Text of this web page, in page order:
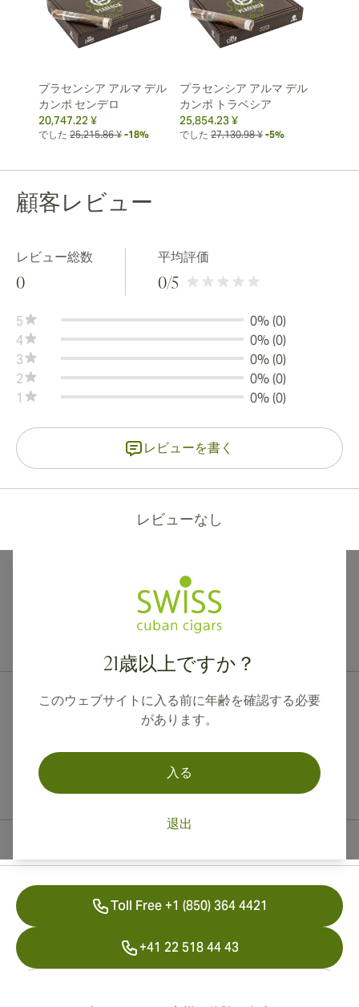
プラセンシア アルマ デル
カンポ センデロ
20,747.22 ¥
でした 25,215.86 ¥ -18%
プラセンシア アルマ デル
カンポ トラベシア
25,854.23 ¥
でした 27,130.98 ¥ -5%
顧客レビュー
レビュー総数
0
平均評価
0/5
5
0% (0)
4
0% (0)
3
0% (0)
2
0% (0)
1
0% (0)
レビューを書く
レビューなし
21歳以上ですか？
このウェブサイトに入る前に年齢を確認する必要
があります。
入る
退出
Toll Free +1 (850) 364 4421
+41 22 518 44 43